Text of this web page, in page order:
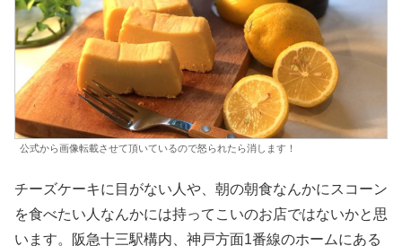
公式から画像転載させて頂いているので怒られたら消します！
チーズケーキに目がない人や、朝の朝食なんかにスコーン
を食べたい人なんかには持ってこいのお店ではないかと思
います。阪急十三駅構内、神戸方面1番線のホームにある